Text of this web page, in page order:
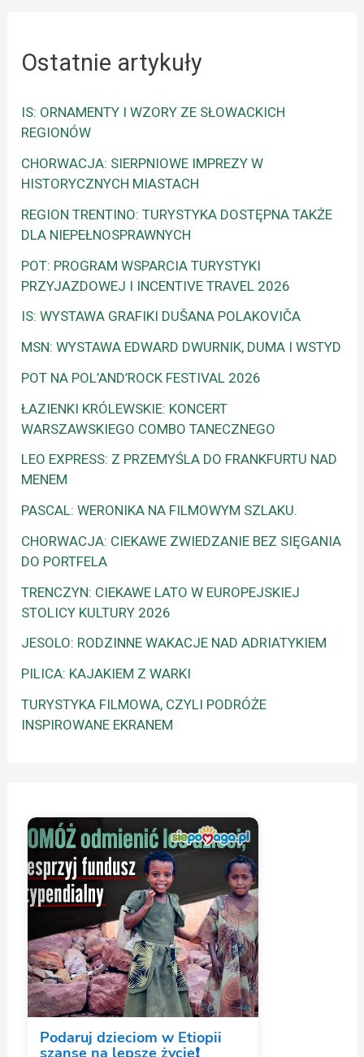
Ostatnie artykuły
IS: ORNAMENTY I WZORY ZE SŁOWACKICH
REGIONÓW
CHORWACJA: SIERPNIOWE IMPREZY W
HISTORYCZNYCH MIASTACH
REGION TRENTINO: TURYSTYKA DOSTĘPNA TAKŻE
DLA NIEPEŁNOSPRAWNYCH
POT: PROGRAM WSPARCIA TURYSTYKI
PRZYJAZDOWEJ I INCENTIVE TRAVEL 2026
IS: WYSTAWA GRAFIKI DUŠANA POLAKOVIČA
MSN: WYSTAWA EDWARD DWURNIK, DUMA I WSTYD
POT NA POL’AND’ROCK FESTIVAL 2026
ŁAZIENKI KRÓLEWSKIE: KONCERT
WARSZAWSKIEGO COMBO TANECZNEGO
LEO EXPRESS: Z PRZEMYŚLA DO FRANKFURTU NAD
MENEM
PASCAL: WERONIKA NA FILMOWYM SZLAKU.
CHORWACJA: CIEKAWE ZWIEDZANIE BEZ SIĘGANIA
DO PORTFELA
TRENCZYN: CIEKAWE LATO W EUROPEJSKIEJ
STOLICY KULTURY 2026
JESOLO: RODZINNE WAKACJE NAD ADRIATYKIEM
PILICA: KAJAKIEM Z WARKI
TURYSTYKA FILMOWA, CZYLI PODRÓŻE
INSPIROWANE EKRANEM